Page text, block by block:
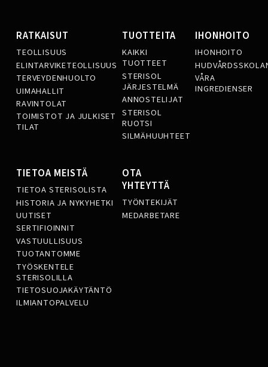
RATKAISUT
TEOLLISUUS
ELINTARVIKETEOLLISUUS
TERVEYDENHUOLTO
UIMAHALLIT
RAVINTOLAT
TOIMISTOT JA JULKISET
TILAT
TUOTTEITA
KAIKKI
TUOTTEET
STERISOL
JÄRJESTELMÄ
ANNOSTELIJAT
STERISOL
RUOTSI
SILMÄHUUHTEET
IHONHOITO
IHONHOITO
VÅRA
INGREDIENSER
TIETOA MEISTÄ
TIETOA STERISOLISTA
HISTORIA JA NYKYHETKI
UUTISET
SERTIFIOINNIT
VASTUULLISUUS
TUOTANTOMME
TYÖSKENTELE
STERISOLILLA
TIETOSUOJAKÄYTÄNTÖ
ILMIANTOPALVELU
OTA
YHTEYTTÄ
TYÖNTEKIJÄT
MEDARBETARE